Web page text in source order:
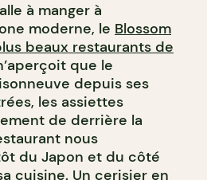
à manger à
moderne, le Blossom
beaux restaurants de
que le
depuis ses
les assiettes
de derrière la
nous
du Japon et du côté
cuisine. Un cerisier en